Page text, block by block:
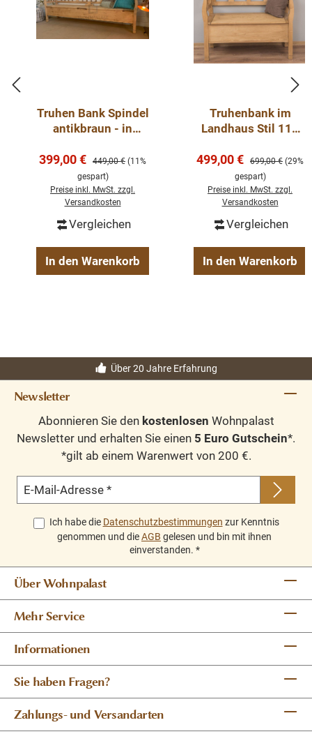
Truhen Bank Spindel
antikbraun - in
Größen
Verkaufspreis:
399,00 € Regulärer Preis:
449,00 € (11%
gespart)
Preise inkl. MwSt. zzgl.
Versandkosten
Vergleichen
In den Warenkorb
Truhenbank im
Landhaus Stil 117
Truhe - gewachst -
verschiedene
Varianten-
Verkaufspreis:
499,00 € Regulärer Preis:
699,00 € (29%
gespart)
Preise inkl. MwSt. zzgl.
Versandkosten
Vergleichen
In den Warenkorb
Über 20 Jahre Erfahrung
Newsletter
Abonnieren Sie den kostenlosen Wohnpalast
Newsletter und erhalten Sie einen 5 Euro Gutschein*.
*gilt ab einem Warenwert von 200 €.
E-Mail-Adresse *
Ich habe die Datenschutzbestimmungen zur Kenntnis
genommen und dieAGB gelesen und bin mit ihnen
einverstanden. *
Über Wohnpalast
Mehr Service
Informationen
Sie haben Fragen?
Zahlungs- und Versandarten